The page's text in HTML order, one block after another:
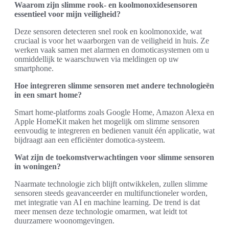
Waarom zijn slimme rook- en koolmonoxidesensoren
essentieel voor mijn veiligheid?
Deze sensoren detecteren snel rook en koolmonoxide, wat
cruciaal is voor het waarborgen van de veiligheid in huis. Ze
werken vaak samen met alarmen en domoticasystemen om u
onmiddellijk te waarschuwen via meldingen op uw
smartphone.
Hoe integreren slimme sensoren met andere technologieën
in een smart home?
Smart home-platforms zoals Google Home, Amazon Alexa en
Apple HomeKit maken het mogelijk om slimme sensoren
eenvoudig te integreren en bedienen vanuit één applicatie, wat
bijdraagt aan een efficiënter domotica-systeem.
Wat zijn de toekomstverwachtingen voor slimme sensoren
in woningen?
Naarmate technologie zich blijft ontwikkelen, zullen slimme
sensoren steeds geavanceerder en multifunctioneler worden,
met integratie van AI en machine learning. De trend is dat
meer mensen deze technologie omarmen, wat leidt tot
duurzamere woonomgevingen.